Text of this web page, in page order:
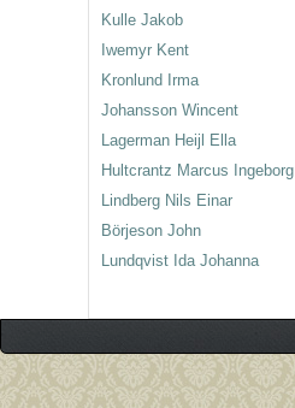
Kulle Jakob
Iwemyr Kent
Kronlund Irma
Johansson Wincent
Lagerman Heijl Ella
Hultcrantz Marcus Ingeborg
Lindberg Nils Einar
Börjeson John
Lundqvist Ida Johanna